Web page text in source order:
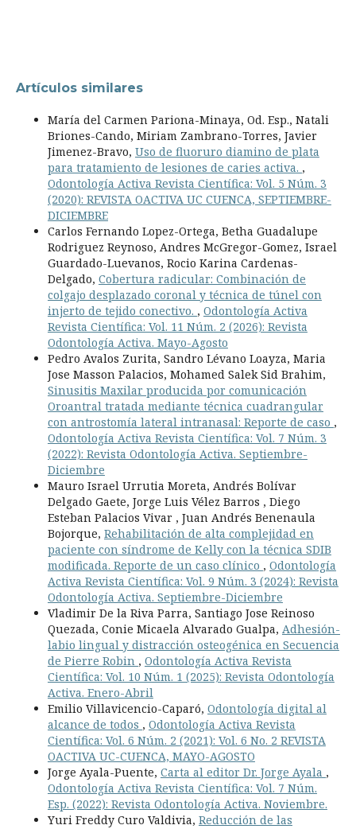
Artículos similares
María del Carmen Pariona-Minaya, Od. Esp., Natali
Briones-Cando, Miriam Zambrano-Torres, Javier
Jimenez-Bravo, Uso de fluoruro diamino de plata
para tratamiento de lesiones de caries activa. ,
Odontología Activa Revista Científica: Vol. 5 Núm. 3
(2020): REVISTA OACTIVA UC CUENCA, SEPTIEMBRE-
DICIEMBRE
Carlos Fernando Lopez-Ortega, Betha Guadalupe
Rodriguez Reynoso, Andres McGregor-Gomez, Israel
Guardado-Luevanos, Rocio Karina Cardenas-
Delgado, Cobertura radicular: Combinación de
colgajo desplazado coronal y técnica de túnel con
injerto de tejido conectivo. , Odontología Activa
Revista Científica: Vol. 11 Núm. 2 (2026): Revista
Odontología Activa. Mayo-Agosto
Pedro Avalos Zurita, Sandro Lévano Loayza, Maria
Jose Masson Palacios, Mohamed Salek Sid Brahim,
Sinusitis Maxilar producida por comunicación
Oroantral tratada mediante técnica cuadrangular
con antrostomía lateral intranasal: Reporte de caso ,
Odontología Activa Revista Científica: Vol. 7 Núm. 3
(2022): Revista Odontología Activa. Septiembre-
Diciembre
Mauro Israel Urrutia Moreta, Andrés Bolívar
Delgado Gaete, Jorge Luis Vélez Barros , Diego
Esteban Palacios Vivar , Juan Andrés Benenaula
Bojorque, Rehabilitación de alta complejidad en
paciente con síndrome de Kelly con la técnica SDIB
modificada. Reporte de un caso clínico , Odontología
Activa Revista Científica: Vol. 9 Núm. 3 (2024): Revista
Odontología Activa. Septiembre-Diciembre
Vladimir De la Riva Parra, Santiago Jose Reinoso
Quezada, Conie Micaela Alvarado Gualpa, Adhesión-
labio lingual y distracción osteogénica en Secuencia
de Pierre Robin , Odontología Activa Revista
Científica: Vol. 10 Núm. 1 (2025): Revista Odontología
Activa. Enero-Abril
Emilio Villavicencio-Caparó, Odontología digital al
alcance de todos , Odontología Activa Revista
Científica: Vol. 6 Núm. 2 (2021): Vol. 6 No. 2 REVISTA
OACTIVA UC-CUENCA, MAYO-AGOSTO
Jorge Ayala-Puente, Carta al editor Dr. Jorge Ayala ,
Odontología Activa Revista Científica: Vol. 7 Núm.
Esp. (2022): Revista Odontología Activa. Noviembre.
Yuri Freddy Curo Valdivia, Reducción de las